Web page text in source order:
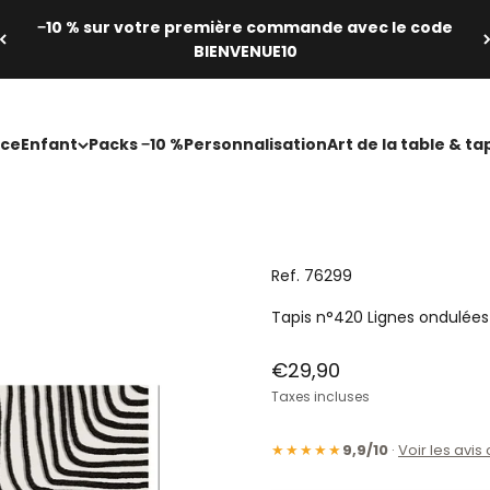
−10 % sur votre première commande avec le code
BIENVENUE10
Enfant Packs −10 %PersonnalisationArt de la table &
Ref. 76299
Tapis n°420 Lignes
Prix de vente
€29,90
Taxes incluses
★★★★★9,9/10 · Voir les avis